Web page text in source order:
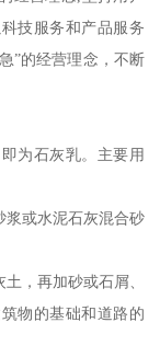
技服务和产品服务
”的经营理念，不断
为石灰乳。主要用
浆或水泥石灰混合砂
，再加砂或石屑、
物的基础和道路的